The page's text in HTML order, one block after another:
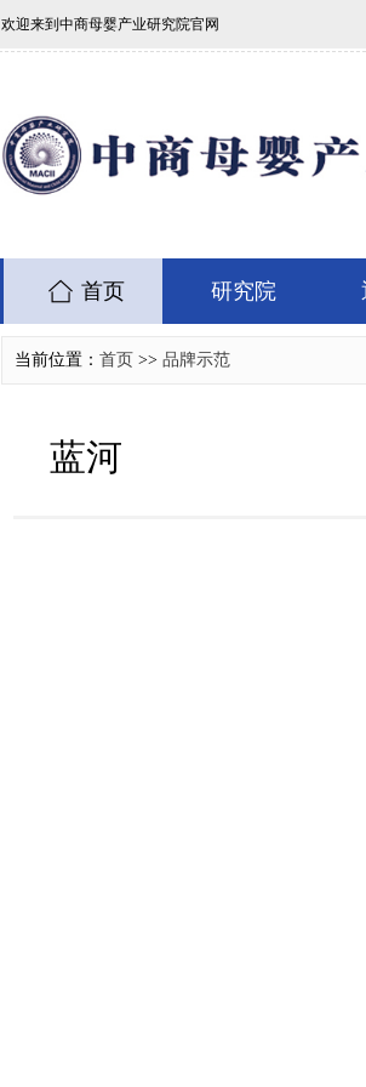
欢迎来到中商母婴产业研究院官网
首页 研究院
当前位置： 首页 >> 品牌示范
蓝河